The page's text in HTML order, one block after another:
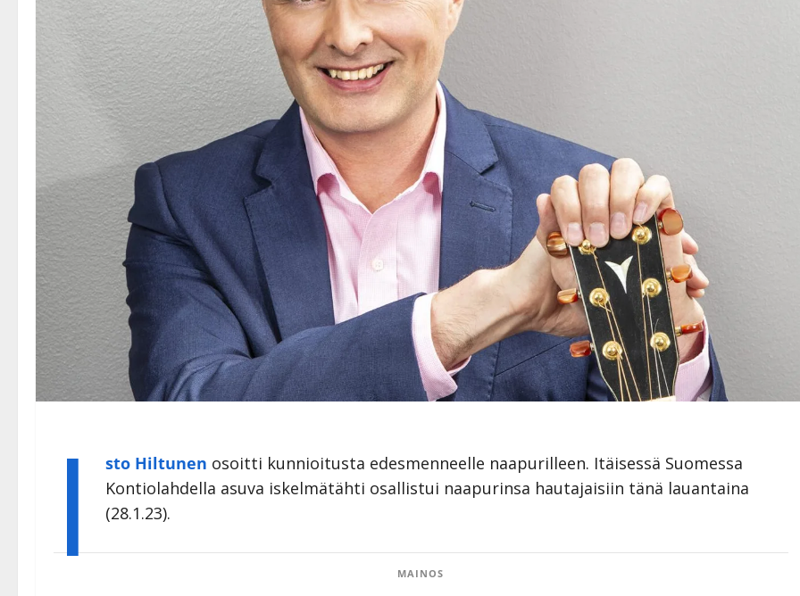
I sto Hiltunen osoitti kunnioitusta edesmenneelle naapurilleen. Itäisessä Suomessa
Kontiolahdella asuva iskelmätähti osallistui naapurinsa hautajaisiin tänä lauantaina
(28.1.23).
MAINOS